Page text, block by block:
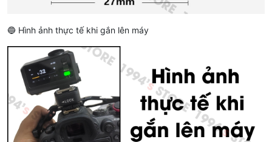
🔵 Hình ảnh thực tế khi gắn lên máy